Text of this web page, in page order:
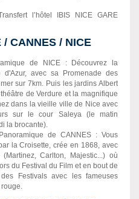
l’hôtel IBIS NICE GARE
/ CANNES / NICE
de NICE : Découvrez la
avec sa Promenade des
sur 7km. Puis les jardins Albert
de Verdure et la magnifique
dans la vieille ville de Nice avec
sur le cour Saleya (le matin
la brocante).
de CANNES : Vous
la Croisette, crée en 1868, avec
Carlton, Majestic...) où
du Festival du Film et en bout de
Festivals avec les fameuses